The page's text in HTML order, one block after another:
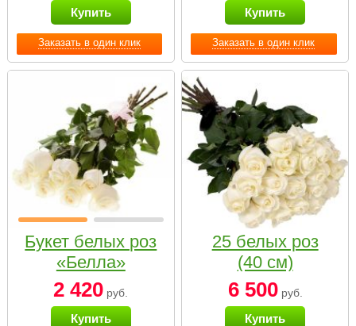
Заказать в один клик
Купить
Заказать в один клик
Купить
Букет белых роз
«Белла»
2 420 руб.
Купить
25 белых роз
(40 см)
6 500руб.
Купить